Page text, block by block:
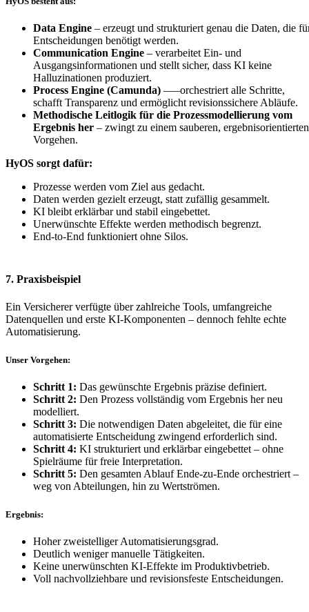
Data Engine – erzeugt und strukturiert genau die Daten, die
Entscheidungen benötigt werden.
Communication Engine – verarbeitet Ein- und
Ausgangsinformationen und stellt sicher, dass KI keine
Halluzinationen produziert.
Process Engine (Camunda) —–orchestriert alle Schritte,
schafft Transparenz und ermöglicht revisionssichere Abläufe.
Methodische Leitlogik für die Prozessmodellierung vom
Ergebnis her – zwingt zu einem sauberen, ergebnisorientierten
Vorgehen.
HyOS sorgt dafür:
Prozesse werden vom Ziel aus gedacht.
Daten werden gezielt erzeugt, statt zufällig gesammelt.
KI bleibt erklärbar und stabil eingebettet.
Unerwünschte Effekte werden methodisch begrenzt.
End-to-End funktioniert ohne Silos.
7. Praxisbeispiel
Ein Versicherer verfügte über zahlreiche Tools, umfangreiche
Datenquellen und erste KI-Komponenten – dennoch fehlte echte
Automatisierung.
Unser Vorgehen:
Schritt 1: Das gewünschte Ergebnis präzise definiert.
Schritt 2: Den Prozess vollständig vom Ergebnis her neu
modelliert.
Schritt 3: Die notwendigen Daten abgeleitet, die für eine
automatisierte Entscheidung zwingend erforderlich sind.
Schritt 4: KI strukturiert und erklärbar eingebettet – ohne
Spielräume für freie Interpretation.
Schritt 5: Den gesamten Ablauf Ende-zu-Ende orchestriert –
weg von Abteilungen, hin zu Wertströmen.
Ergebnis:
Hoher zweistelliger Automatisierungsgrad.
Deutlich weniger manuelle Tätigkeiten.
Keine unerwünschten KI-Effekte im Produktivbetrieb.
Voll nachvollziehbare und revisionsfeste Entscheidungen.